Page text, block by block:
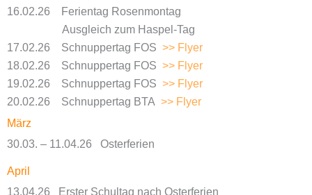
16.02.26 Ferientag Rosenmontag
Ausgleich zum Haspel-Tag
17.02.26 Schnuppertag FOS >> Flyer
18.02.26 Schnuppertag FOS >> Flyer
19.02.26 Schnuppertag FOS >> Flyer
20.02.26 Schnuppertag BTA >> Flyer
März
30.03. – 11.04.26 Osterferien
April
13.04.26 Erster Schultag nach Osterferien